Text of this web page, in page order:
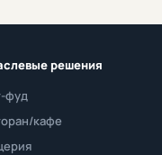
решения
фуд
кафе